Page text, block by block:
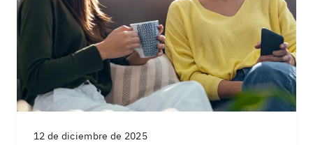
12 de diciembre de 2025